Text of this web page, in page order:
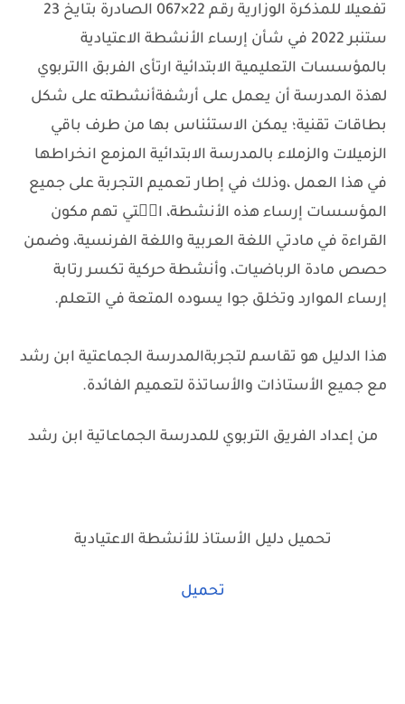
تفعيلا للمذكرة الوزارية رقم 22×067 الصادرة بتايخ 23
ستنبر 2022 في شأن إرساء الأنشطة الاعتيادية
بالمؤسسات التعليمية الابتدائية ارتأى الفربق االتربوي
لهذة المدرسة أن يعمل على أرشفةأنشطته على شكل
بطاقات تقنية؛ يمكن الاستئناس بها من طرف باقي
الزميلات والزملاء بالمدرسة الابتدائية المزمع انخراطها
في هذا العمل ،وذلك في إطار تعميم التجربة على جميع
المؤسسات إرساء هذه الأنشطة، الۘتي تهم مكون
القراءة في مادتي اللغة العربية واللغة الفرنسية، وضمن
حصص مادة الرباضيات، وأنشطة حركية تكسر رتابة
إرساء الموارد وتخلق جوا يسوده المتعة في التعلم.
هذا الدليل هو تقاسم لتجربةالمدرسة الجماعتية ابن رشد
مع جميع الأستاذات والأساتذة لتعميم الفائدة.
من إعداد الفريق التربوي للمدرسة الجماعاتية ابن رشد
تحميل دليل الأستاذ للأنشطة الاعتيادية
تحميل